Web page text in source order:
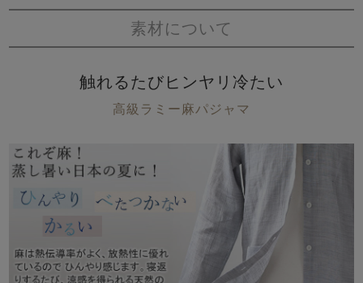
素材について
触れるたびヒンヤリ冷たい
高級ラミー麻パジャマ